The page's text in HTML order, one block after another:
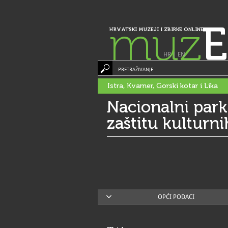
HRVATSKI MUZEJI I ZBIRKE ONLINE
muz
HR| EN
PRETRAŽIVANJE
Istra, Kvarner, Gorski kotar i Lika
Nacionalni
zaštitu
OPĆI PODACI